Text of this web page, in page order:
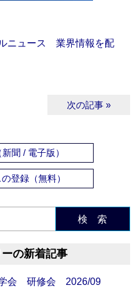
ニュース 業界情報を配
次の記事 »
聞 / 電子版）
登録（無料）
検 索
の新着記事
学会 研修会 2026/09